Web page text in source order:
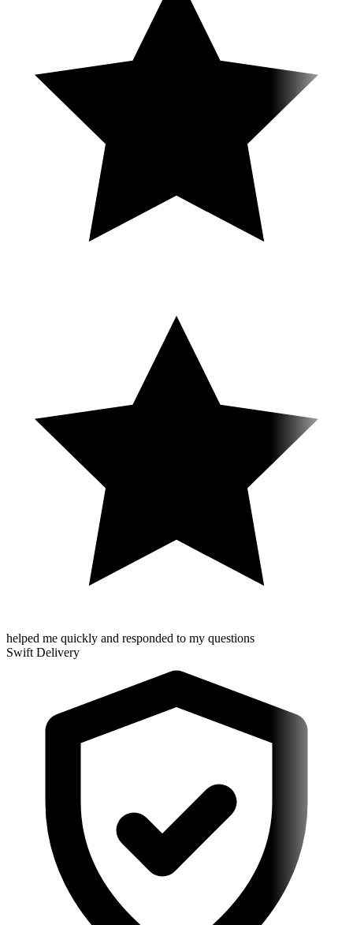
helped me quickly and responded to my questions
Swift Delivery